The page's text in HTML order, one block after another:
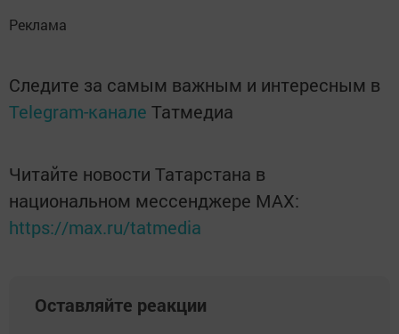
Реклама
Следите за самым важным и интересным в
Telegram-канале Татмедиа
Читайте новости Татарстана в
национальном мессенджере MАХ:
https://max.ru/tatmedia
Оставляйте реакции